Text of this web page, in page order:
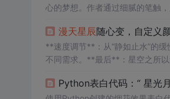
心的梦想。作者通过细腻的笔触
漫天星辰随心变，自定义
**速度调节**：从“静如止水”的
不同需求。**最后**：星空之所
或预设色板，你可以将 星辰设定
Python表白代码：“ 星光